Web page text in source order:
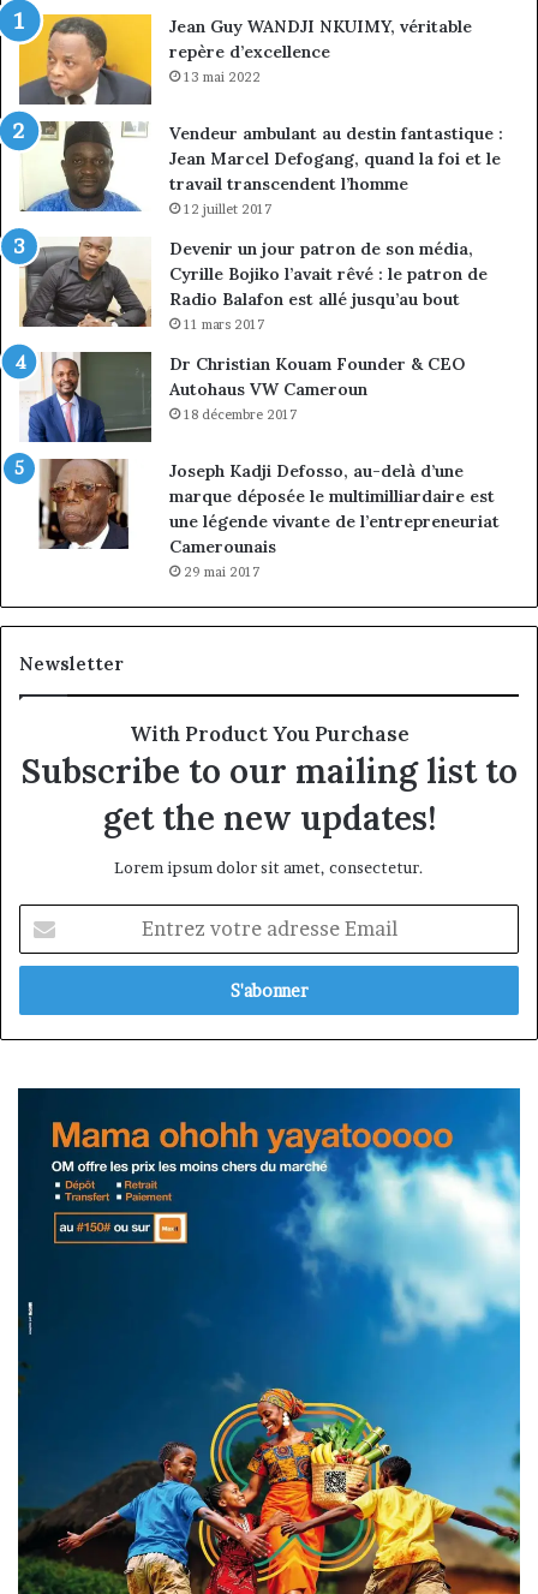
président
Jean Guy WANDJI NKUIMY, véritable
repère d’excellence
13 mai 2022
Vendeur ambulant au destin fantastique :
Jean Marcel Defogang, quand la foi et le
travail transcendent l’homme
12 juillet 2017
Devenir un jour patron de son média,
Cyrille Bojiko l’avait rêvé : le patron de
Radio Balafon est allé jusqu’au bout
11 mars 2017
Dr Christian Kouam Founder & CEO
Autohaus VW Cameroun
18 décembre 2017
Joseph Kadji Defosso, au-delà d’une
marque déposée le multimilliardaire est
une légende vivante de l’entrepreneuriat
Camerounais
29 mai 2017
Newsletter
With Product You Purchase
Subscribe to our mailing list to
get the new updates!
Lorem ipsum dolor sit amet, consectetur.
votre
adresse